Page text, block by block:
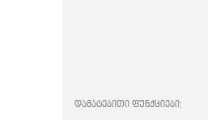
დამატებითი ფუნქციები: